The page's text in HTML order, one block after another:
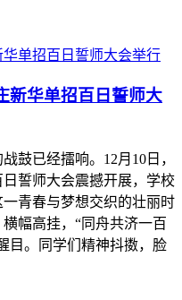
新华单招百日誓师大
鼓已经擂响。12月10日，
誓师大会震撼开展，学校
青春与梦想交织的壮丽时
幅高挂，“同舟共济一百
目。同学们精神抖擞，脸